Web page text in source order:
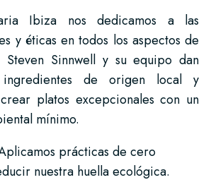
Ibiza nos dedicamos a las
y éticas en todos los aspectos de
Steven Sinnwell y su equipo dan
de origen local y
platos excepcionales con un
mínimo.
prácticas de cero
nuestra huella ecológica.